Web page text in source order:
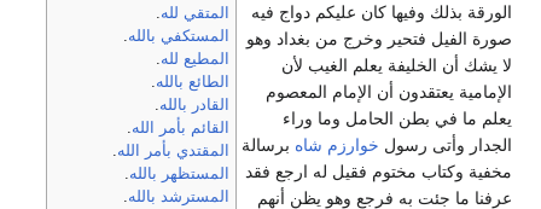
المتقي لله
المستكفي بالله
المطيع لله
الطائع بالله
القادر بالله
القائم بأمر الله
المقتدي بأمر الله
المستظهر بالله
المسترشد بالله
الورقة بذلك وفيها كان عليكم دواج فيه
صورة الفيل فتحير وخرج من بغداد وهو
لا يشك أن الخليفة يعلم الغيب لأن
الإمامية يعتقدون أن الإمام المعصوم
يعلم ما في بطن الحامل وما وراء
الجدار وأتى رسول خوارزم شاه برسالة
مخفية وكتاب مختوم فقيل له ارجع فقد
عرفنا ما جئت به فرجع وهو يظن أنهم